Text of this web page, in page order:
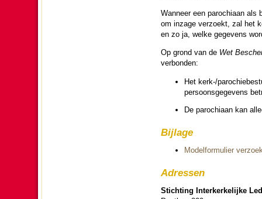
Wanneer een pa­ro­chi­aan als
om inzage verzoekt, zal het
en zo ja, welke gegevens
Op grond van de Wet
verbon­den:
Het kerk-/
persoons­gegevens
De pa­ro­chi­aan kan
Bijlage
Model­for­mu­lier
Adressen
Stich­ting Inter­ker­ke­lijke